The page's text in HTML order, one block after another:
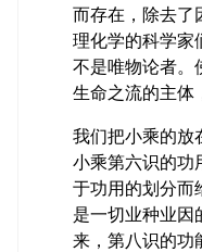
而存在，除去了
理化学的科学家
不是唯物论者。
生命之流的主体
我们把小乘的放
小乘第六识的功
于功用的划分而
是一切业种业因
来，第八识的功